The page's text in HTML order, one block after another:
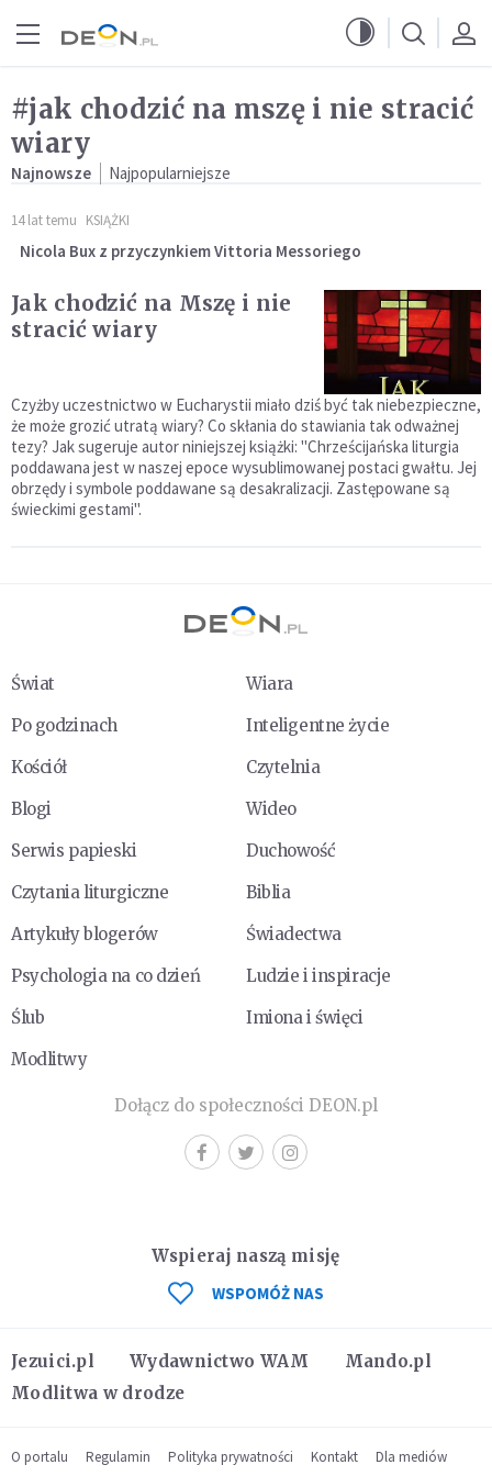
#jak chodzić na mszę i nie stracić
wiary
Najnowsze Najpopularniejsze
14 lat temu KSIĄŻKI
Nicola Bux z przyczynkiem Vittoria Messoriego
Jak chodzić na Mszę i nie
stracić wiary
Czyżby uczestnictwo w Eucharystii miało dziś być tak niebezpieczne,
że może grozić utratą wiary? Co skłania do stawiania tak odważnej
tezy? Jak sugeruje autor niniejszej książki: "Chrześcijańska liturgia
poddawana jest w naszej epoce wysublimowanej postaci gwałtu. Jej
obrzędy i symbole poddawane są desakralizacji. Zastępowane są
świeckimi gestami".
Świat
Wiara
Po godzinach
Inteligentne życie
Kościół
Czytelnia
Blogi
Wideo
Serwis papieski
Duchowość
Czytania liturgiczne
Biblia
Artykuły blogerów
Świadectwa
Psychologia na co dzień
Ludzie i inspiracje
Ślub
Imiona i święci
Modlitwy
Dołącz do społeczności DEON.pl
Jezuici.pl Wydawnictwo WAM
Mando.pl
Modlitwa w drodze
Wspieraj naszą misję
WSPOMÓŻ NAS
O portalu Regulamin Polityka prywatności Kontakt Dla mediów